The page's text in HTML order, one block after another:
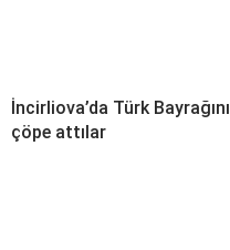
İncirliova’da Türk Bayrağını
çöpe attılar